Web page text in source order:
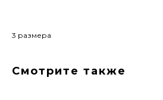
3 размера
Смотрите также